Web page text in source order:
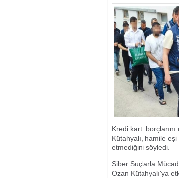
Kredi kartı
Kütahyalı, hamile eşi
etmediğini söyledi.
Siber Suçlarla
Ozan Kütahyalı'ya